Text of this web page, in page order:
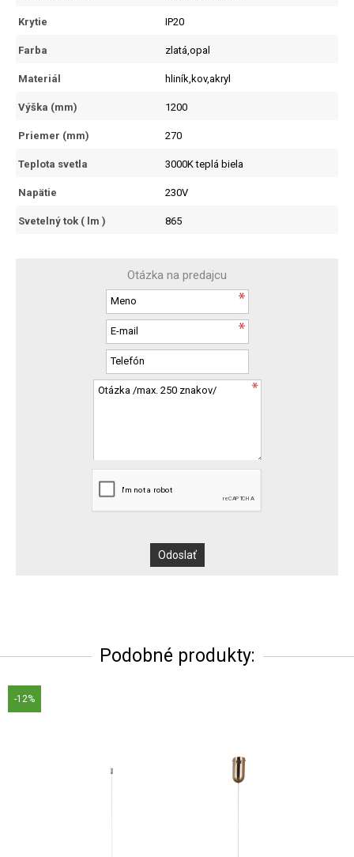
Krytie IP20
Farba zlatá,opal
Materiál hliník,kov,akryl
Výška (mm) 1200
Priemer (mm) 270
Teplota svetla 3000K teplá biela
Napätie 230V
Svetelný tok ( lm ) 865
Otázka na predajcu
Podobné produkty:
-12%